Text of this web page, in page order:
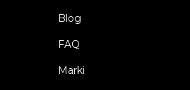
Blog
FAQ
Marki